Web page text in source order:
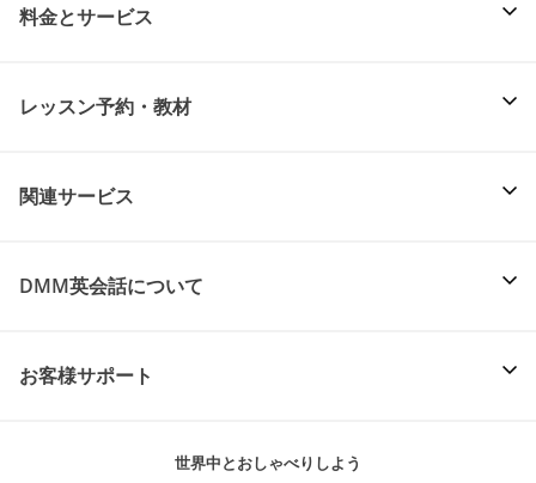
料金とサービス
レッスン予約・教材
関連サービス
DMM英会話について
お客様サポート
世界中とおしゃべりしよう